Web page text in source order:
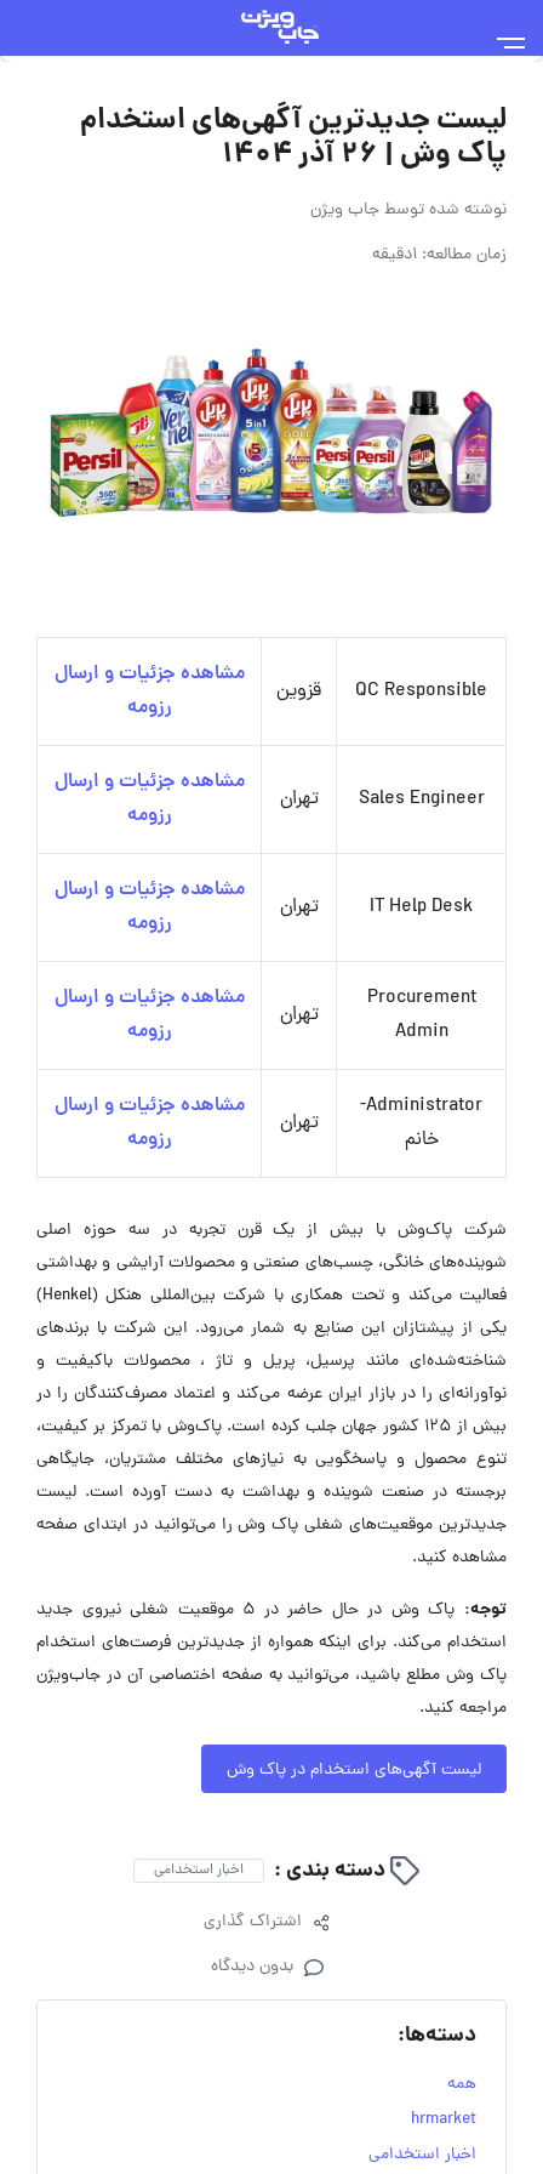
لیست جدیدترین آگهی‌های استخدام
پاک وش | ۲۶ آذر ۱۴۰۴
نوشته شده توسطجاب ویژن
زمان مطالعه: 1دقیقه
QC Responsible قزوین
مشاهده جزئیات و ارسال
رزومه
Sales Engineer تهران
مشاهده جزئیات و ارسال
رزومه
IT Help Desk تهران
مشاهده جزئیات و ارسال
رزومه
Procurement
Admin
تهران
مشاهده جزئیات و ارسال
رزومه
Administrator-
خانم
تهران
مشاهده جزئیات و ارسال
رزومه
شرکت پاک‌وش با بیش از یک قرن تجربه در سه حوزه اصلی
شوینده‌های خانگی، چسب‌های صنعتی و محصولات آرایشی و بهداشتی
فعالیت می‌کند و تحت همکاری با شرکت بین‌المللی هنکل (Henkel)
یکی از پیشتازان این صنایع به شمار می‌رود. این شرکت با برندهای
شناخته‌شده‌ای مانند پرسیل، پریل و تاژ ، محصولات باکیفیت و
نوآورانه‌ای را در بازار ایران عرضه می‌کند و اعتماد مصرف‌کنندگان را در
بیش از ۱۲۵ کشور جهان جلب کرده است. پاک‌وش با تمرکز بر کیفیت،
تنوع محصول و پاسخگویی به نیازهای مختلف مشتریان، جایگاهی
برجسته در صنعت شوینده و بهداشت به دست آورده است. لیست
جدیدترین موقعیت‌های شغلی پاک وش را می‌توانید در ابتدای صفحه
مشاهده کنید.
توجه:
پاک وش در حال حاضر در ۵ موقعیت شغلی نیروی جدید
استخدام می‌کند. برای اینکه همواره از جدیدترین فرصت‌های استخدام
پاک وش مطلع باشید، می‌توانید به صفحه اختصاصی آن در جاب‌ویژن
مراجعه کنید.
لیست آگهی‌های استخدام در پاک وش
دسته بندی : اخبار استخدامی
اشتراک گذاری
بدون دیدگاه
دسته‌ها:
همه
hrmarket
اخبار استخدامی